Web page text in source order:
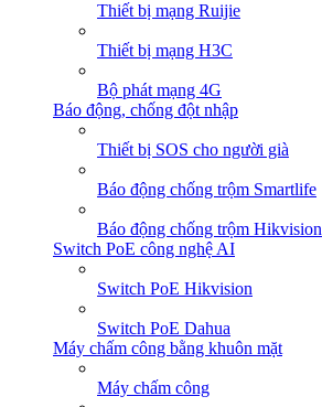
Thiết bị mạng Ruijie
Thiết bị mạng H3C
Bộ phát mạng 4G
Báo động, chống đột nhập
Thiết bị SOS cho người già
Báo động chống trộm Smartlife
Báo động chống trộm Hikvision
Switch PoE công nghệ AI
Switch PoE Hikvision
Switch PoE Dahua
Máy chấm công bằng khuôn mặt
Máy chấm công